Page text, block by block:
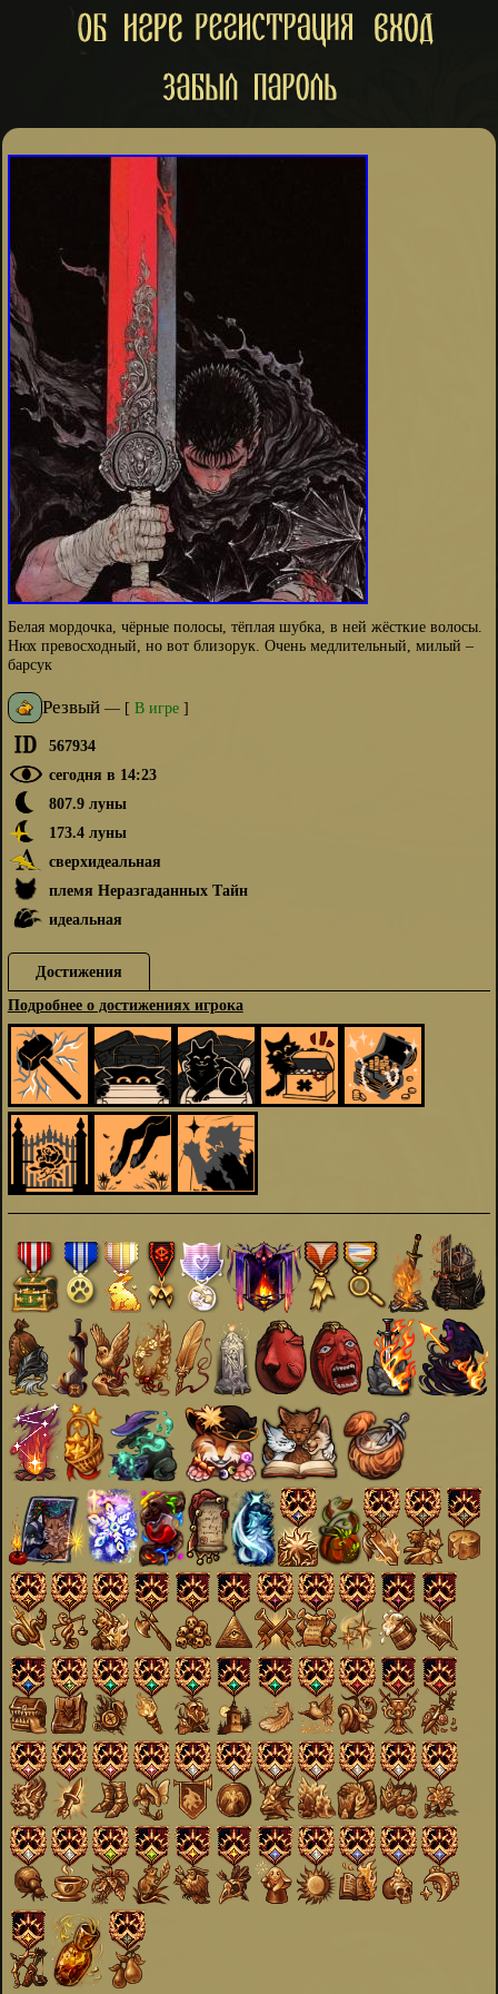
Белая мордочка, чёрные полосы, тёплая шубка, в ней жёсткие волосы.
Нюх превосходный, но вот близорук. Очень медлительный, милый –
барсук
Резвый— [ В игре]
567934
сегодня в 14:23
807.9 луны
173.4 луны
сверхидеальная
племя Неразгаданных Тайн
идеальная
Достижения
Подробнее о достижениях игрока